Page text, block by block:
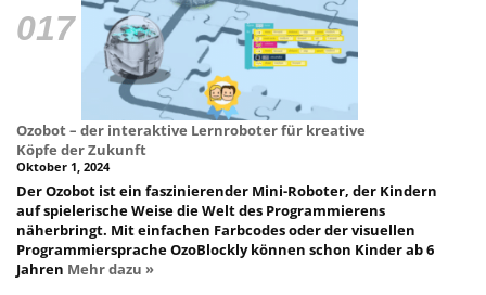
Ozobot – der interaktive Lernroboter für kreative
Köpfe der Zukunft
Oktober 1, 2024
Der Ozobot ist ein faszinierender Mini-Roboter, der Kindern
auf spielerische Weise die Welt des Programmierens
näherbringt. Mit einfachen Farbcodes oder der visuellen
Programmiersprache OzoBlockly können schon Kinder ab 6
Jahren Mehr dazu »